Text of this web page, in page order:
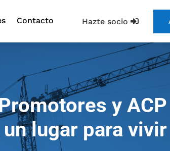
Hazte socio
Contacto
y ACP
lugar para